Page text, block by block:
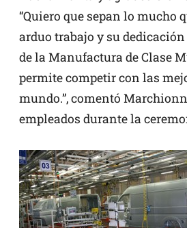
“Quiero que sepan lo mucho
arduo trabajo y su
de la Manufactura de Clase
permite competir con las
mundo.”, comentó
empleados durante la